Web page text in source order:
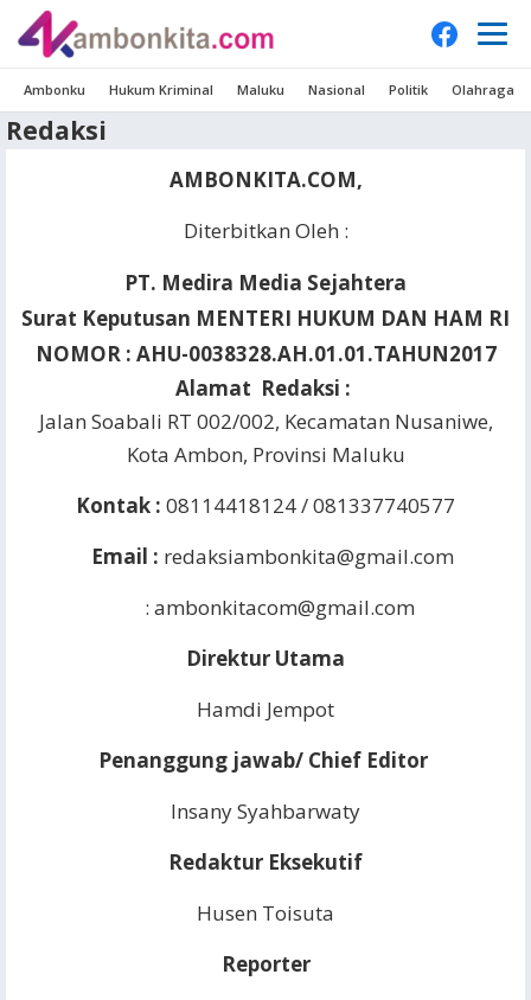
Ambonku Hukum Kriminal Maluku Nasional Politik Olahraga
Redaksi
AMBONKITA.COM,
Diterbitkan Oleh :
PT. Medira Media Sejahtera
Surat Keputusan MENTERI HUKUM DAN HAM RI
NOMOR : AHU-0038328.AH.01.01.TAHUN2017
Alamat Redaksi :
Jalan Soabali RT 002/002, Kecamatan Nusaniwe,
Kota Ambon, Provinsi Maluku
Kontak : 08114418124 / 081337740577
Email : redaksiambonkita@gmail.com
: ambonkitacom@gmail.com
Direktur Utama
Hamdi Jempot
Penanggung jawab/ Chief Editor
Insany Syahbarwaty
Redaktur Eksekutif
Husen Toisuta
Reporter